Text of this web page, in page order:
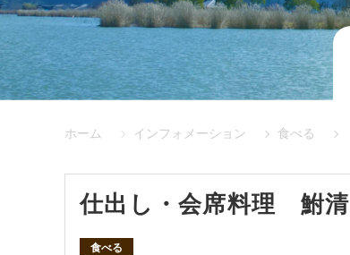
ホーム インフォメーション 食べる
仕出し・会席料理 鮒清
食べる